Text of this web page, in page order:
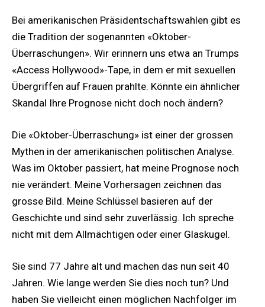
Bei amerikanischen Präsidentschaftswahlen gibt es
die Tradition der sogenannten «Oktober-
Überraschungen». Wir erinnern uns etwa an Trumps
«Access Hollywood»-Tape, in dem er mit sexuellen
Übergriffen auf Frauen prahlte. Könnte ein ähnlicher
Skandal Ihre Prognose nicht doch noch ändern?
Die «Oktober-Überraschung» ist einer der grossen
Mythen in der amerikanischen politischen Analyse.
Was im Oktober passiert, hat meine Prognose noch
nie verändert. Meine Vorhersagen zeichnen das
grosse Bild. Meine Schlüssel basieren auf der
Geschichte und sind sehr zuverlässig. Ich spreche
nicht mit dem Allmächtigen oder einer Glaskugel.
Sie sind 77 Jahre alt und machen das nun seit 40
Jahren. Wie lange werden Sie dies noch tun? Und
haben Sie vielleicht einen möglichen Nachfolger im